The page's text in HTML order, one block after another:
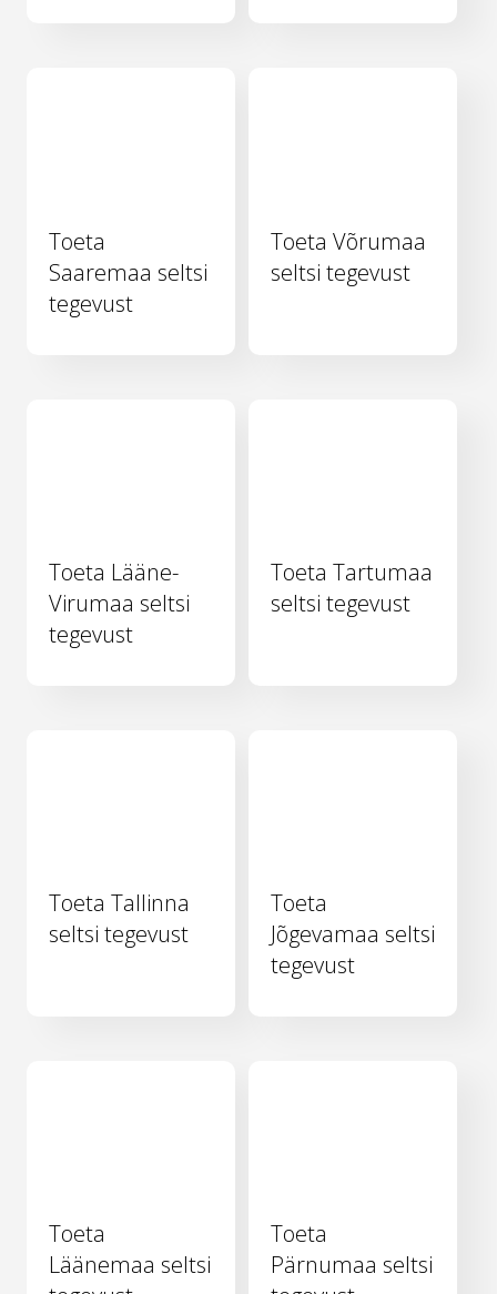
Toeta
Saaremaa seltsi
tegevust
Toeta Võrumaa
seltsi tegevust
Toeta Lääne-
Virumaa seltsi
tegevust
Toeta Tartumaa
seltsi tegevust
Toeta Tallinna
seltsi tegevust
Toeta
Jõgevamaa seltsi
tegevust
Toeta
Läänemaa seltsi
Toeta
Pärnumaa seltsi